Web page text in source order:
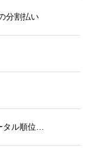
分割払い
タル順位…